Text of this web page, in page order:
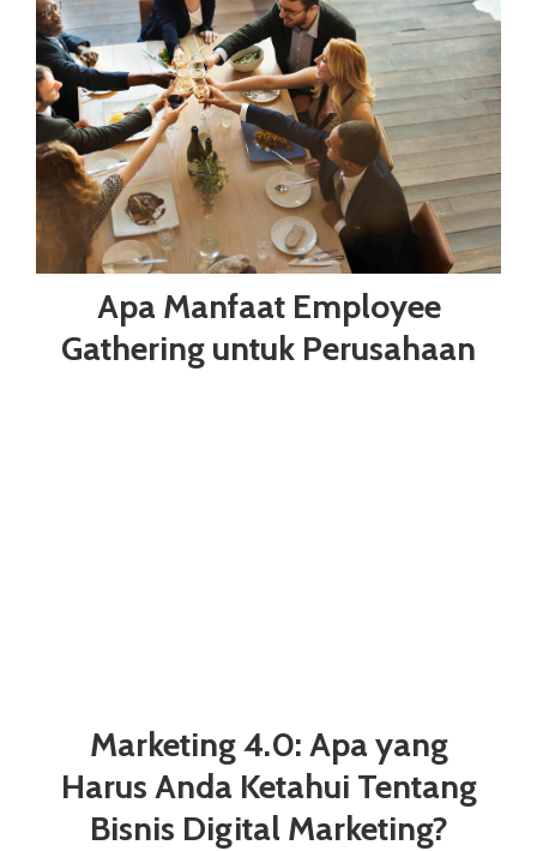
Apa Manfaat Employee
Gathering untuk Perusahaan
Marketing 4.0: Apa yang
Harus Anda Ketahui Tentang
Bisnis Digital Marketing?